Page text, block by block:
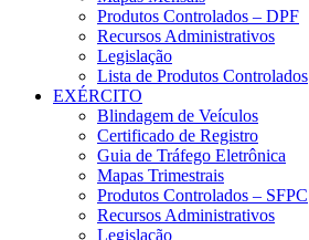
Produtos Controlados – DPF
Recursos Administrativos
Legislação
Lista de Produtos Controlados
EXÉRCITO
Blindagem de Veículos
Certificado de Registro
Guia de Tráfego Eletrônica
Mapas Trimestrais
Produtos Controlados – SFPC
Recursos Administrativos
Legislação